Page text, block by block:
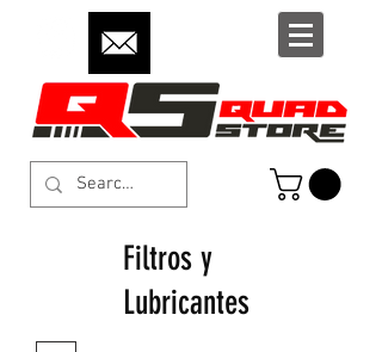
Filtros y
Lubricantes